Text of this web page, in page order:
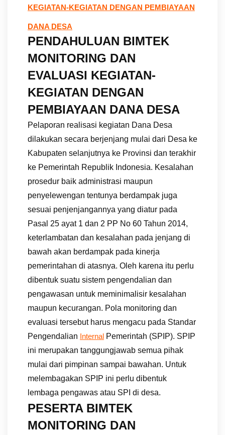
KEGIATAN-KEGIATAN DENGAN PEMBIAYAAN
DANA DESA
PENDAHULUAN BIMTEK
MONITORING DAN
EVALUASI KEGIATAN-
KEGIATAN DENGAN
PEMBIAYAAN DANA DESA
Pelaporan realisasi kegiatan Dana Desa
dilakukan secara berjenjang mulai dari Desa ke
Kabupaten selanjutnya ke Provinsi dan terakhir
ke Pemerintah Republik Indonesia. Kesalahan
prosedur baik administrasi maupun
penyelewengan tentunya berdampak juga
sesuai penjenjangannya yang diatur pada
Pasal 25 ayat 1 dan 2 PP No 60 Tahun 2014,
keterlambatan dan kesalahan pada jenjang di
bawah akan berdampak pada kinerja
pemerintahan di atasnya. Oleh karena itu perlu
dibentuk suatu sistem pengendalian dan
pengawasan untuk meminimalisir kesalahan
maupun kecurangan. Pola monitoring dan
evaluasi tersebut harus mengacu pada Standar
Pengendalian
Internal Pemerintah (SPIP). SPIP
ini merupakan tanggungjawab semua pihak
mulai dari pimpinan sampai bawahan. Untuk
melembagakan SPIP ini perlu dibentuk
lembaga pengawas atau SPI di desa.
PESERTA BIMTEK
MONITORING DAN